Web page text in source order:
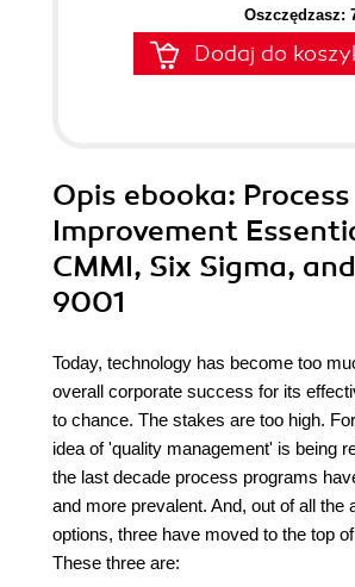
Oszczędzasz:
Dodaj do
Opis ebooka: Process
Improvement
CMMI, Six Sigma,
9001
Today, technology has become too
overall corporate success for its
to chance. The stakes are too high.
idea of 'quality management' is being
the last decade process programs
and more prevalent. And, out of all the
options, three have moved to the top
These three are: